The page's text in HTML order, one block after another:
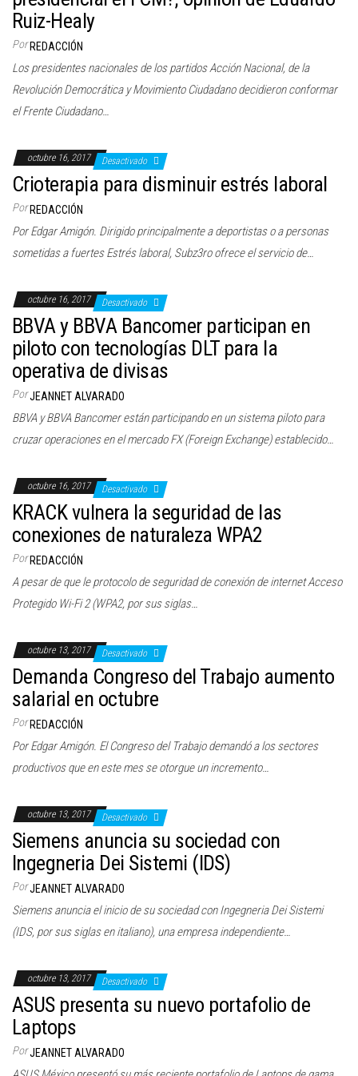
Ruiz-Healy
Por REDACCIÓN
Los presidentes nacionales de los partidos Acción Nacional, de la
Revolución Democrática y Movimiento Ciudadano decidieron conformar
el Frente Ciudadano…
octubre 16, 2017 Desactivado
Crioterapia para disminuir estrés laboral
Por REDACCIÓN
Por Edgar Amigón. Dirigido principalmente a deportistas o a personas
sometidas a fuertes Estrés laboral, Subz3ro ofrece el servicio de…
octubre 16, 2017 Desactivado
BBVA y BBVA Bancomer participan en
piloto con tecnologías DLT para la
operativa de divisas
PorJEANNET ALVARADO
BBVA y BBVA Bancomer están participando en un sistema piloto para
cruzar operaciones en el mercado FX (Foreign Exchange) establecido…
octubre 16, 2017 Desactivado
KRACK vulnera la seguridad de las
conexiones de naturaleza WPA2
Por REDACCIÓN
A pesar de que le protocolo de seguridad de conexión de internet Acceso
Protegido Wi-Fi 2 (WPA2, por sus siglas…
octubre 13, 2017 Desactivado
Demanda Congreso del Trabajo aumento
salarial en octubre
Por REDACCIÓN
Por Edgar Amigón. El Congreso del Trabajo demandó a los sectores
productivos que en este mes se otorgue un incremento…
octubre 13, 2017 Desactivado
Siemens anuncia su sociedad con
Ingegneria Dei Sistemi (IDS)
PorJEANNET ALVARADO
Siemens anuncia el inicio de su sociedad con Ingegneria Dei Sistemi
(IDS, por sus siglas en italiano), una empresa independiente…
octubre 13, 2017 Desactivado
ASUS presenta su nuevo portafolio de
Laptops
PorJEANNET ALVARADO